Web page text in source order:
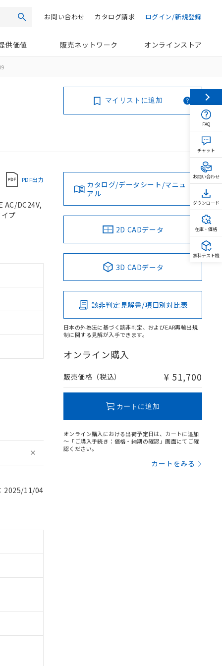
検索 ログイン/新規登録
カタログ請求
お問い合わせ
供価値 販売ネットワーク オンラインストア
マイリストに追加
PDF出力
AC/DC24V,
プ
2025/11/04
カタログ/データシート/マニュ
アル
2D CADデータ
3D CADデータ
該非判定見解書/項目別対比表
日本の外為法に基づく該非判定、およびEAR再輸出規
制に関する見解が入手できます。
オンライン購入
販売価格（税込） ¥ 51,700
カートに追加
オンライン購入における出荷予定日は、カートに追加
～「ご購入手続き：価格・納期の確認」画面にてご確
認ください。
カートをみる
FAQ
チャット
お問い合わせ
ダウンロード
在庫・価格
無料テスト機